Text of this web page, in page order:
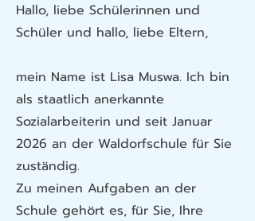
Hallo, liebe Schülerinnen und
Schüler und hallo, liebe Eltern,
mein Name ist Lisa Muswa. Ich bin
als staatlich anerkannte
Sozialarbeiterin und seit Januar
2026 an der Waldorfschule für Sie
zuständig.
Zu meinen Aufgaben an der
Schule gehört es, für Sie, Ihre